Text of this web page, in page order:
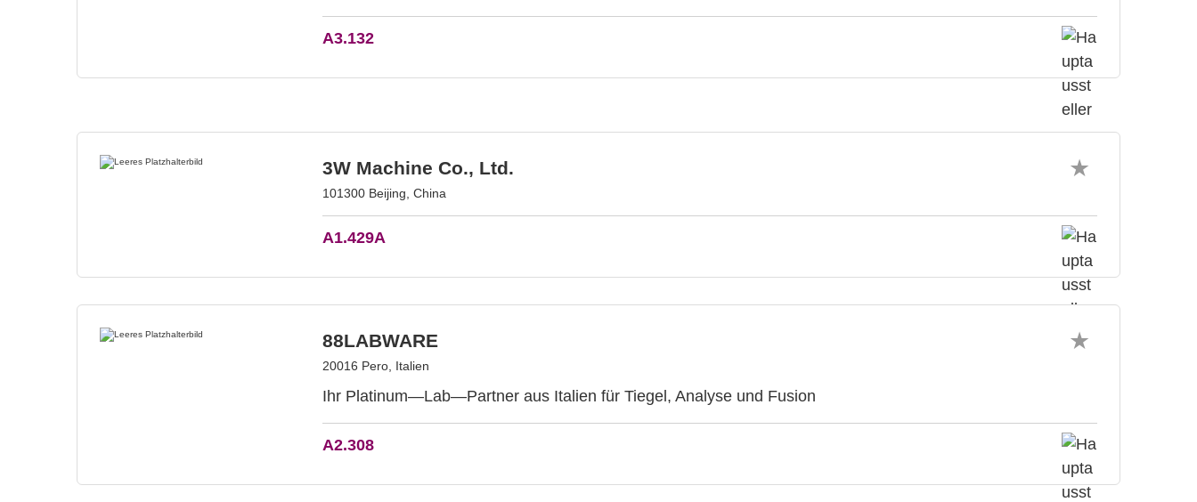
A3.132
3W Machine Co., Ltd.
101300 Beijing, China
A1.429A
88LABWARE
20016 Pero, Italien
Ihr Platinum—Lab—Partner aus Italien für Tiegel, Analyse und Fusion
A2.308